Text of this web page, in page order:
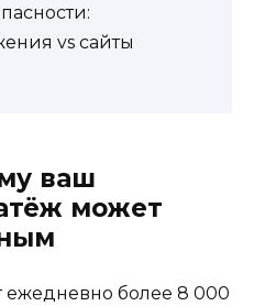
vs сайты
ваш
может
ежедневно более 8 000